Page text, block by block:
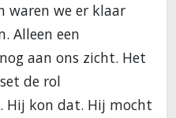
waren we er klaar
Alleen een
aan ons zicht. Het
de rol
Hij kon dat. Hij mocht